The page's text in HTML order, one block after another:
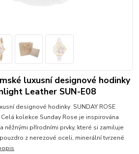
luxusní designové hodinky
Leather SUN-E08
designové hodinky SUNDAY ROSE
kolekce Sunday Rose je inspirována
něžnými přírodními prvky, které si zamiluje
z nerezové oceli, minerální tvrzené